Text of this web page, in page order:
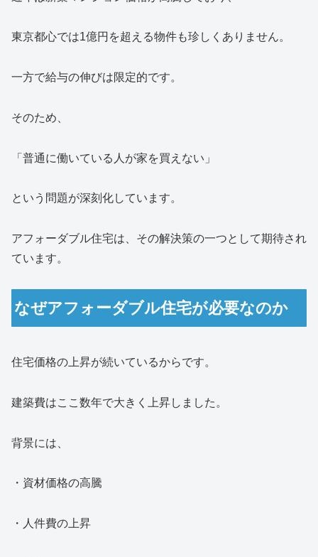
東京都心では1億円を超える物件も珍しくありません。
一方で給与の伸びは限定的です。
そのため、
「普通に働いている人が家を買えない」
という問題が深刻化しています。
アフォーダブル住宅は、その解決策の一つとして期待され
ています。
なぜアフォーダブル住宅が必要なのか
住宅価格の上昇が続いているからです。
建築費はここ数年で大きく上昇しました。
背景には、
・資材価格の高騰
・人件費の上昇